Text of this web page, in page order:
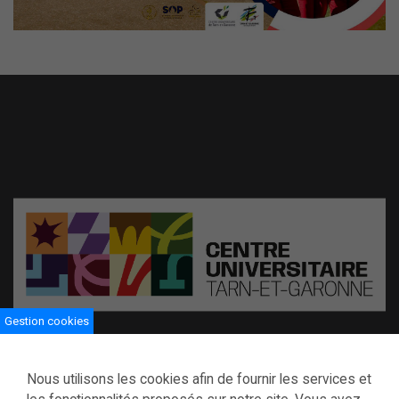
Mute Settings
Gestion cookies
Nous utilisons les cookies afin de fournir les services et